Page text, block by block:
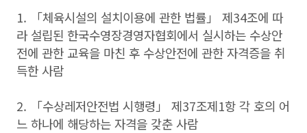
1. 「체육시설의 설치이용에 관한 법률」 제34조에 따
라 설립된 한국수영장경영자협회에서 실시하는 수상안
전에 관한 교육을 마친 후 수상안전에 관한 자격증을 취
득한 사람
2. 「수상레저안전법 시행령」 제37조제1항 각 호의 어
느 하나에 해당하는 자격을 갖춘 사람